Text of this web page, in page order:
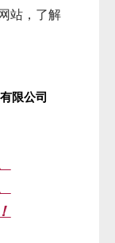
站，了解
限公司